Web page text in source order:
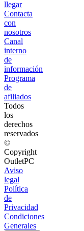
llegar
Contacta
con
nosotros
Canal
interno
de
información
Programa
de
afiliados
Todos
los
derechos
reservados
©
Copyright
OutletPC
Aviso
legal
Política
de
Privacidad
Condiciones
Generales